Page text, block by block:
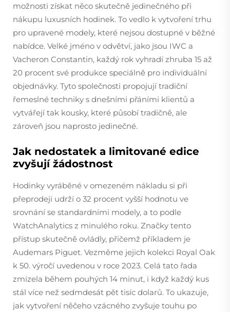
možnosti získat něco skutečně jedinečného při
nákupu luxusních hodinek. To vedlo k vytvoření trhu
pro upravené modely, které nejsou dostupné v běžné
nabídce. Velké jméno v odvětví, jako jsou IWC a
Vacheron Constantin, každý rok vyhradí zhruba 15 až
20 procent své produkce speciálně pro individuální
objednávky. Tyto společnosti propojují tradiční
řemeslné techniky s dnešními přáními klientů a
vytvářejí tak kousky, které působí tradičně, ale
zároveň jsou naprosto jedinečné.
Jak nedostatek a limitované edice
zvyšují žádostnost
Hodinky vyráběné v omezeném nákladu si při
přeprodeji udrží o 32 procent vyšší hodnotu ve
srovnání se standardními modely, a to podle
WatchAnalytics z minulého roku. Značky tento
přístup skutečně ovládly, přičemž příkladem je
Audemars Piguet. Vezměme jejich kolekci Royal Oak
k 50. výročí uvedenou v roce 2023. Celá tato řada
zmizela během pouhých 14 minut, i když každý kus
stál více než sedmdesát pět tisíc dolarů. To ukazuje,
jak vytvoření něčeho vzácného zvyšuje touhu po